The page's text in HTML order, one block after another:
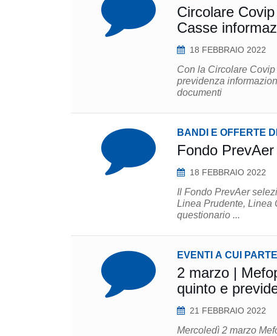
Circolare
Casse
18 FEBBRAIO 2022
Con la Circolare
previdenza informazioni
documenti
BANDI E OFFERTE
Fondo
18 FEBBRAIO 2022
Il Fondo PrevAer
Linea Prudente, Linea Crescita e
questionario ...
EVENTI A CUI
2 marzo |
quinto e
21 FEBBRAIO 2022
Mercoledì 2 marzo